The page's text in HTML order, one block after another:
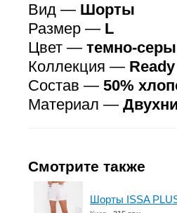
Вид — Шорты
Размер — L
Цвет — темно-
Коллекция —
Состав — 50%
Материал —
Смотрите также
Шорты ISSA